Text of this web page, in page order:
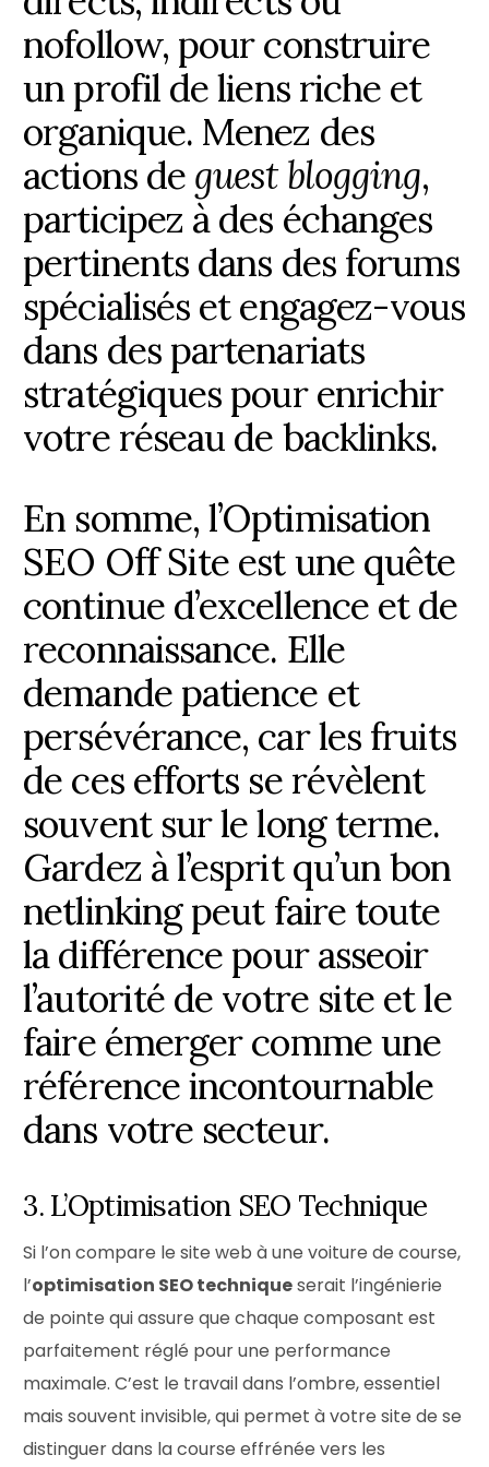
nofollow, pour construire
un profil de liens riche et
organique. Menez des
actions de guest blogging,
participez à des échanges
pertinents dans des forums
spécialisés et engagez-vous
dans des partenariats
stratégiques pour enrichir
votre réseau de backlinks.
En somme, l’Optimisation
SEO Off Site est une quête
continue d’excellence et de
reconnaissance. Elle
demande patience et
persévérance, car les fruits
de ces efforts se révèlent
souvent sur le long terme.
Gardez à l’esprit qu’un bon
netlinking peut faire toute
la différence pour asseoir
l’autorité de votre site et le
faire émerger comme une
référence incontournable
dans votre secteur.
3. L’Optimisation SEO Technique
Si l’on compare le site web à une voiture de course,
l’optimisation SEO techniqueserait l’ingénierie
de pointe qui assure que chaque composant est
parfaitement réglé pour une performance
maximale. C’est le travail dans l’ombre, essentiel
mais souvent invisible, qui permet à votre site de se
distinguer dans la course effrénée vers les